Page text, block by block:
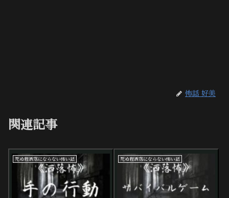
怖話 好美
関連記事
死ぬ程洒落にならない怖い話 死ぬ程洒落にならない怖い話